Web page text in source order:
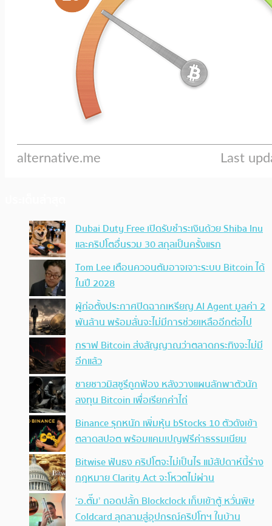
Dubai Duty Free เปิดรับชำระเงินด้วย Shiba Inu
และคริปโตอื่นรวม 30 สกุลเป็นครั้งแรก
Tom Lee เตือนควอนตัมอาจเจาะระบบ Bitcoin ได้
ในปี 2028
ผู้ก่อตั้งประกาศปิดฉากเหรียญ AI Agent มูลค่า 2
พันล้าน พร้อมลั่นจะไม่มีการช่วยเหลืออีกต่อไป
กราฟ Bitcoin ส่งสัญญาณว่าตลาดกระทิงจะไม่มี
อีกแล้ว
ชายชาวมิสซูรีถูกฟ้อง หลังวางแผนลักพาตัวนัก
ลงทุน Bitcoin เพื่อเรียกค่าไถ่
Binance รุกหนัก เพิ่มหุ้น bStocks 10 ตัวดังเข้า
ตลาดสปอต พร้อมแคมเปญฟรีค่าธรรมเนียม
Bitwise ฟันธง คริปโตจะไม่เป็นไร แม้สัปดาห์นี้ร่าง
กฎหมาย Clarity Act จะโหวตไม่ผ่าน
‘อ.ตั๊ม’ ถอดปลั้ก Blockclock เก็บเข้าตู้ หวั่นพิษ
Coldcard ลุกลามสู่อุปกรณ์คริปโทฯ ในบ้าน